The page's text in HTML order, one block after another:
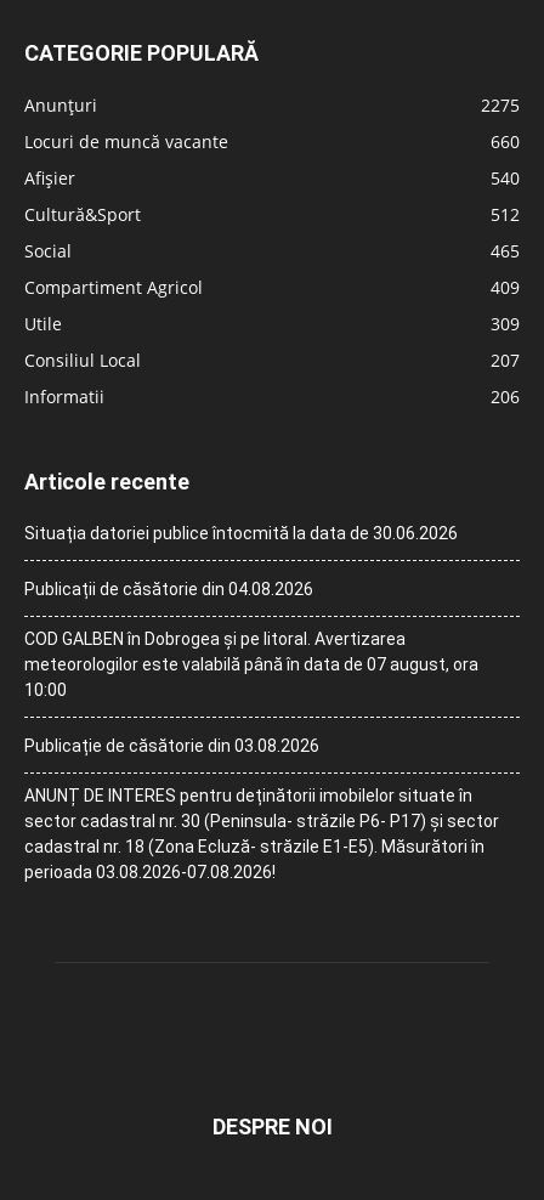
CATEGORIE POPULARĂ
Anunțuri
2275
Locuri de muncă vacante
660
Afișier
540
Cultură&Sport
512
Social
465
Compartiment Agricol
409
Utile
309
Consiliul Local
207
Informatii
206
Articole recente
Situația datoriei publice întocmită la data de 30.06.2026
Publicații de căsătorie din 04.08.2026
COD GALBEN în Dobrogea și pe litoral. Avertizarea
meteorologilor este valabilă până în data de 07 august, ora
10:00
Publicație de căsătorie din 03.08.2026
ANUNȚ DE INTERES pentru deținătorii imobilelor situate în
sector cadastral nr. 30 (Peninsula- străzile P6- P17) și sector
cadastral nr. 18 (Zona Ecluză- străzile E1-E5). Măsurători în
perioada 03.08.2026-07.08.2026!
DESPRE NOI